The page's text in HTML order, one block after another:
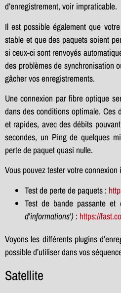
d’enregistrement, voir impraticable.
Il est possible également que
stable et que des paquets soient
si ceux-ci sont renvoyés
des problèmes de synchronisation
gâcher vos enregistrements.
Une connexion par fibre optique
dans des conditions optimale. Ces
et rapides, avec des débits
secondes, un Ping de quelques
perte de paquet quasi nulle.
Vous pouvez tester votre
Test de perte de paquets :
Test de bande passante et
d’informations’) : https://
Voyons les différents plugins
possible d’utiliser dans vos
Satellite